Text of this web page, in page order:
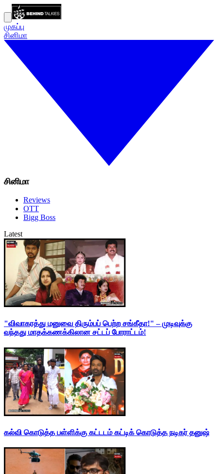
முகப்பு
சினிமா
சினிமா
Reviews
OTT
Bigg Boss
Latest
"விவாகரத்து மனுவை திரும்பப் பெற்ற சங்கீதா!" – முடிவுக்கு
வந்தது மாதக்கணக்கிலான சட்டப் போராட்டம்!
கல்வி கொடுத்த பள்ளிக்கு கட்டடம் கட்டிக் கொடுத்த நடிகர் தனுஷ்